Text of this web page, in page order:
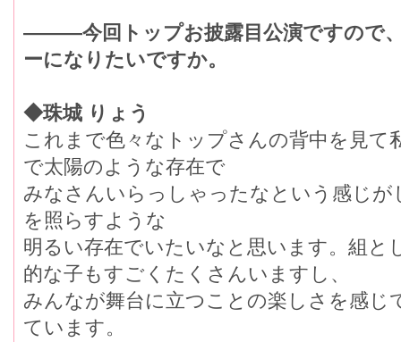
―――今回トップお披露目公演ですので
ーになりたいですか。
◆珠城 りょう
これまで色々なトップさんの背中を見て
で太陽のような存在で
みなさんいらっしゃったなという感じ
を照らすような
明るい存在でいたいなと思います。組と
的な子もすごくたくさんいますし、
みんなが舞台に立つことの楽しさを感
ています。